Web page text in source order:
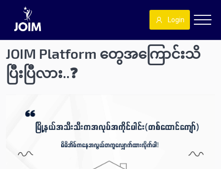
Login
JOIM Platform တွေအကြောင်းသိ
ပြီးပြီလား..❓